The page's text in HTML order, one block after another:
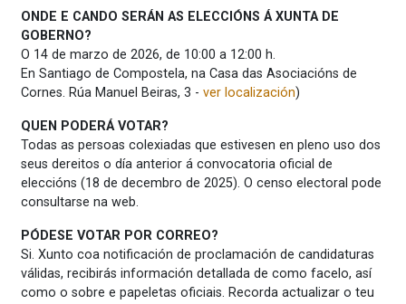
ONDE E CANDO SERÁN AS ELECCIÓNS Á XUNTA DE
GOBERNO?
O 14 de marzo de 2026, de 10:00 a 12:00 h.
En Santiago de Compostela, na Casa das Asociacións de
Cornes. Rúa Manuel Beiras, 3 - ver localización)
QUEN PODERÁ VOTAR?
Todas as persoas colexiadas que estivesen en pleno uso dos
seus dereitos o día anterior á convocatoria oficial de
eleccións (18 de decembro de 2025). O censo electoral pode
consultarse na web.
PÓDESE VOTAR POR CORREO?
Si. Xunto coa notificación de proclamación de candidaturas
válidas, recibirás información detallada de como facelo, así
como o sobre e papeletas oficiais. Recorda actualizar o teu